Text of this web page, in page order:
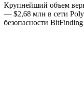
Крупнейший объем
— $2,68 млн в сети
безопасности